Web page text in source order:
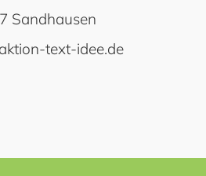
Sandhausen
text-idee.de